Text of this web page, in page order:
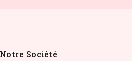
Notre Société